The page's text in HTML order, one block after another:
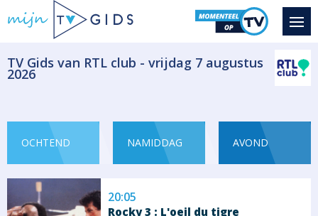
​TV Gids van RTL club - vrijdag 7 augustus
2026
OCHTEND NAMIDDAG AVOND
Mac Taylor et Stella Bonasera enquêtent
dans les...
Chaque jour, sept candidats sont
sélectionnés...
Spel
20:05
Rocky 3 : L'oeil du tigre